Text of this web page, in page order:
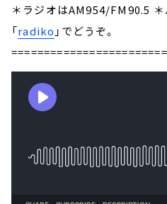
＊ラジオはAM954/FM90.5
「radiko 」でどうぞ。